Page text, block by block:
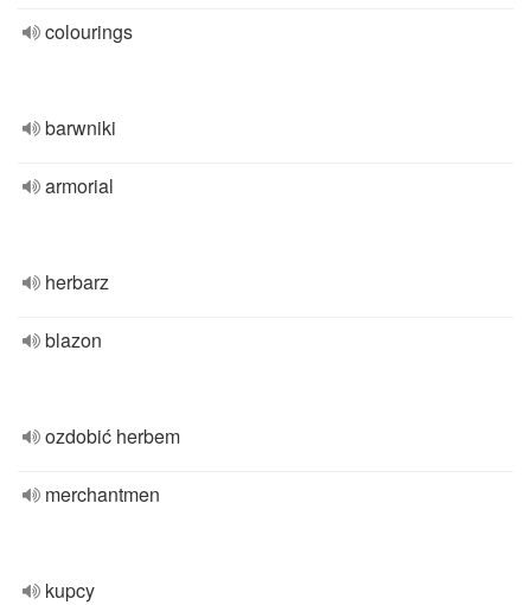
colourings
barwniki
armorial
herbarz
blazon
ozdobić herbem
merchantmen
kupcy